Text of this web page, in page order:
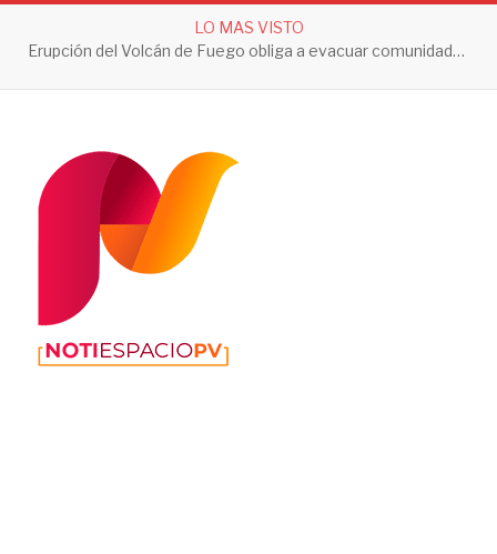
LO MAS VISTO
Erupción del Volcán de Fuego obliga a evacuar comunidades y mantiene en alerta a Guatemala